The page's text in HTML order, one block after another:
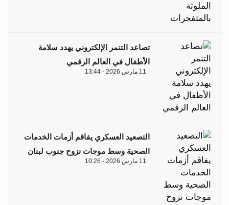
تصاعد التنمر الإلكتروني يهدد سلامة
الأطفال في العالم الرقمي
11 مارس 2026 - 13:44
التصعيد العسكري يفاقم أزمات الخدمات
الصحية وسط موجات نزوح جنوب لبنان
11 مارس 2026 - 10:26